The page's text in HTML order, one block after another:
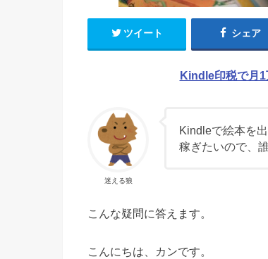
ツイート シェア
Kindle印税で月
迷える狼
Kindleで絵本を
稼ぎたいので、
こんな疑問に答えます。
こんにちは、カンです。